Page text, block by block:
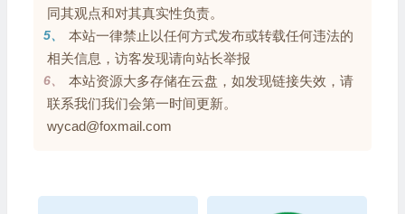
同其观点和对其真实性负责。
5、
本站一律禁止以任何方式发布或转载任何违法的
相关信息，访客发现请向站长举报
6、
本站资源大多存储在云盘，如发现链接失效，请
联系我们我们会第一时间更新。
wycad@foxmail.com